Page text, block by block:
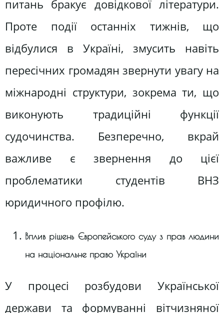
питань бракує довідкової літератури.
Проте події останніх тижнів, що
відбулися в Україні, змусить навіть
пересічних громадян звернути увагу на
міжнародні структури, зокрема ти, що
виконують традиційні функції
судочинства. Безперечно, вкрай
важливе є звернення до цієї
проблематики студентів ВНЗ
юридичного профілю.
Вплив рішень Європейського суду з прав людини
на національне право України
У процесі розбудови Української
держави та формуванні вітчизняної